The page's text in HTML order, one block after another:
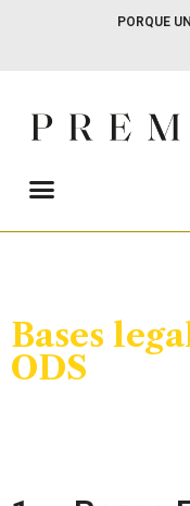
PORQUE
Bases
ODS